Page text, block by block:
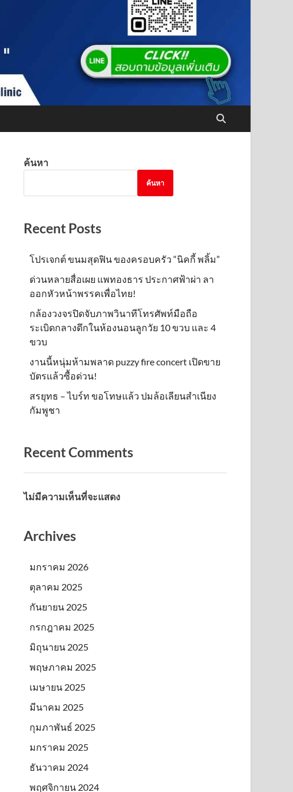
ค้นหา
ค้นหา
Recent Posts
โปรเจกต์ ขนมสุดฟิน ของครอบครัว “นิคกี้ พลิ้ม”
ด่วนหลายสื่อเผย แพทองธาร ประกาศฟ้าผ่า ลา
ออกหัวหน้าพรรคเพื่อไทย!
กล้องวงจรปิดจับภาพวินาทีโทรศัพท์มือถือ
ระเบิดกลางดึกในห้องนอนลูกวัย 10 ขวบ และ 4
ขวบ
งานนี้หนุ่มห้ามพลาด puzzy fire concert เปิดขาย
บัตรแล้วซื้อด่วน!
สรยุทธ – ไบร์ท ขอโทษแล้ว ปมล้อเลียนสำเนียง
กัมพูชา
Recent Comments
ไม่มีความเห็นที่จะแสดง
Archives
มกราคม 2026
ตุลาคม 2025
กันยายน 2025
กรกฎาคม 2025
มิถุนายน 2025
พฤษภาคม 2025
เมษายน 2025
มีนาคม 2025
กุมภาพันธ์ 2025
มกราคม 2025
ธันวาคม 2024
พฤศจิกายน 2024